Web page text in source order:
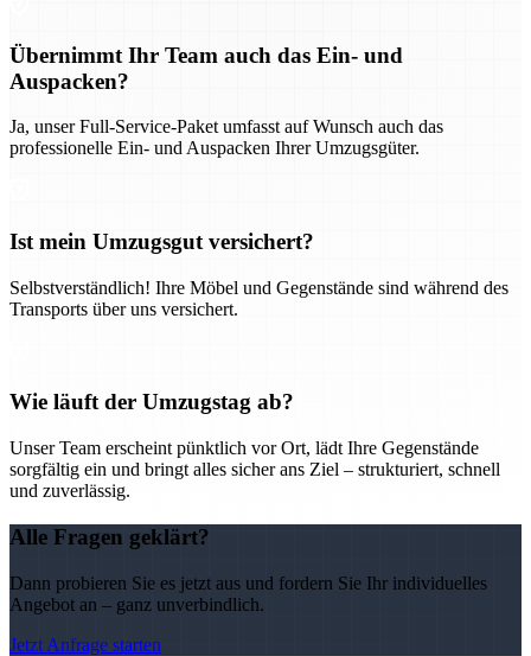
Übernimmt Ihr Team auch das Ein- und
Auspacken?
Ja, unser Full-Service-Paket umfasst auf Wunsch auch das
professionelle Ein- und Auspacken Ihrer Umzugsgüter.
Ist mein Umzugsgut versichert?
Selbstverständlich! Ihre Möbel und Gegenstände sind während des
Transports über uns versichert.
Wie läuft der Umzugstag ab?
Unser Team erscheint pünktlich vor Ort, lädt Ihre Gegenstände
sorgfältig ein und bringt alles sicher ans Ziel – strukturiert, schnell
und zuverlässig.
Alle Fragen geklärt?
Dann probieren Sie es jetzt aus und fordern Sie Ihr individuelles
Angebot an – ganz unverbindlich.
Jetzt Anfrage starten